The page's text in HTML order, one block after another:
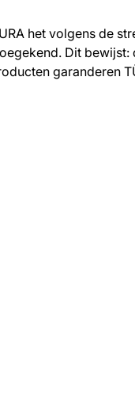
het volgens de
Dit bewijst:
garanderen